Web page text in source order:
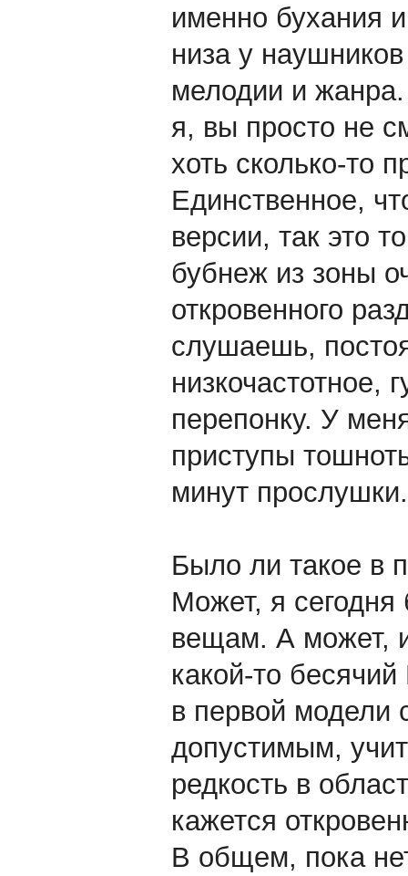
именно бухания
низа у
мелодии и
я, вы просто не
хоть сколько-то
Единственное,
версии, так это
бубнеж из зоны
откровенного
слушаешь,
низкочастотное,
перепонку. У
приступы
минут прослушки.
Было ли такое в
Может, я сегодня
вещам. А может,
какой-то
в первой модели
допустимым,
редкость в
кажется
В общем, пока